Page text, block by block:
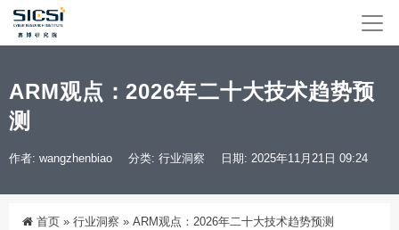
ARM观点：2026年二十大技术趋势预
测
作者: wangzhenbiao 分类: 行业洞察 日期: 2025年11月21日 09:24
首页 » 行业洞察 » ARM观点：2026年二十大技术趋势预测